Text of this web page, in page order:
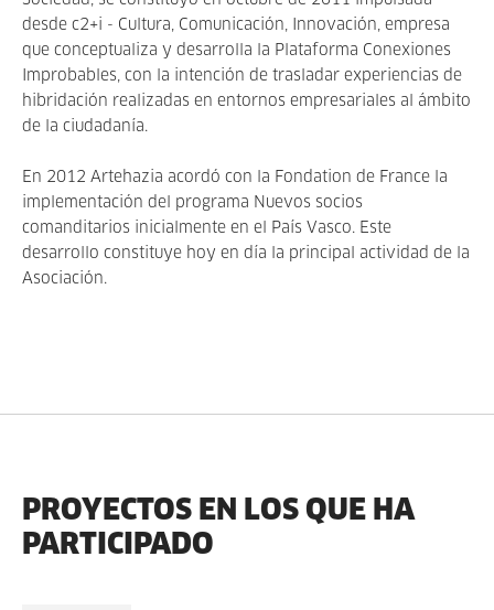
desde c2+i - Cultura, Comunicación, Innovación, empresa
que conceptualiza y desarrolla la Plataforma Conexiones
Improbables, con la intención de trasladar experiencias de
hibridación realizadas en entornos empresariales al ámbito
de la ciudadanía.
En 2012 Artehazia acordó con la Fondation de France la
implementación del programa Nuevos socios
comanditarios inicialmente en el País Vasco. Este
desarrollo constituye hoy en día la principal actividad de la
Asociación.
PROYECTOS EN LOS QUE HA
PARTICIPADO